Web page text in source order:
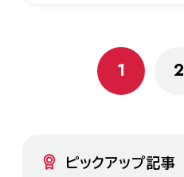
1 2
ピックアップ記事